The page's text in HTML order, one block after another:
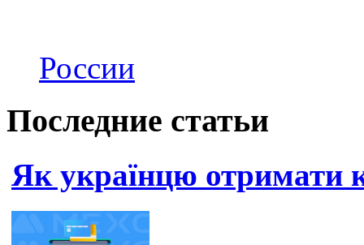
России
Последние статьи
Як українцю отримати